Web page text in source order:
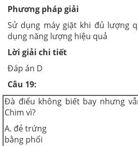
Phương pháp giải
Sử dụng máy giặt khi đủ lượng
dụng năng lượng hiệu quả
Lời giải chi tiết
Đáp án D
Câu 19:
Đà điểu không biết bay nhưng
Chim vì?
A. đẻ trứng
bằng phổi